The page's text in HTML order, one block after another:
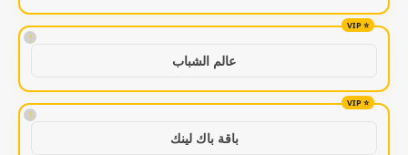
!
عالم الشباب
!
باقة باك لينك